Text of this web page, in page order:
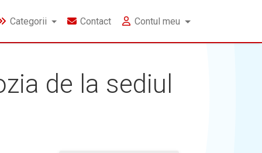
Categorii Contact Contul meu
de la sediul